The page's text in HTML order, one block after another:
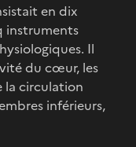
en dix
instruments
Il
du cœur, les
la circulation
inférieurs,